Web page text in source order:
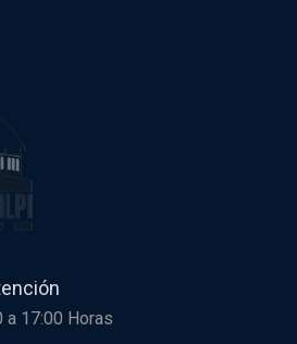
a 17:00 Horas